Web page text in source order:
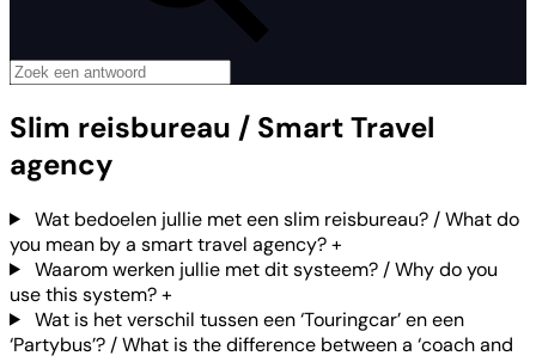
Slim reisbureau / Smart Travel
agency
Wat bedoelen jullie met een slim reisbureau? / What do
you mean by a smart travel agency?+
Waarom werken jullie met dit systeem? / Why do you
use this system?+
Wat is het verschil tussen een ‘Touringcar’ en een
‘Partybus’? / What is the difference between a ‘coach and